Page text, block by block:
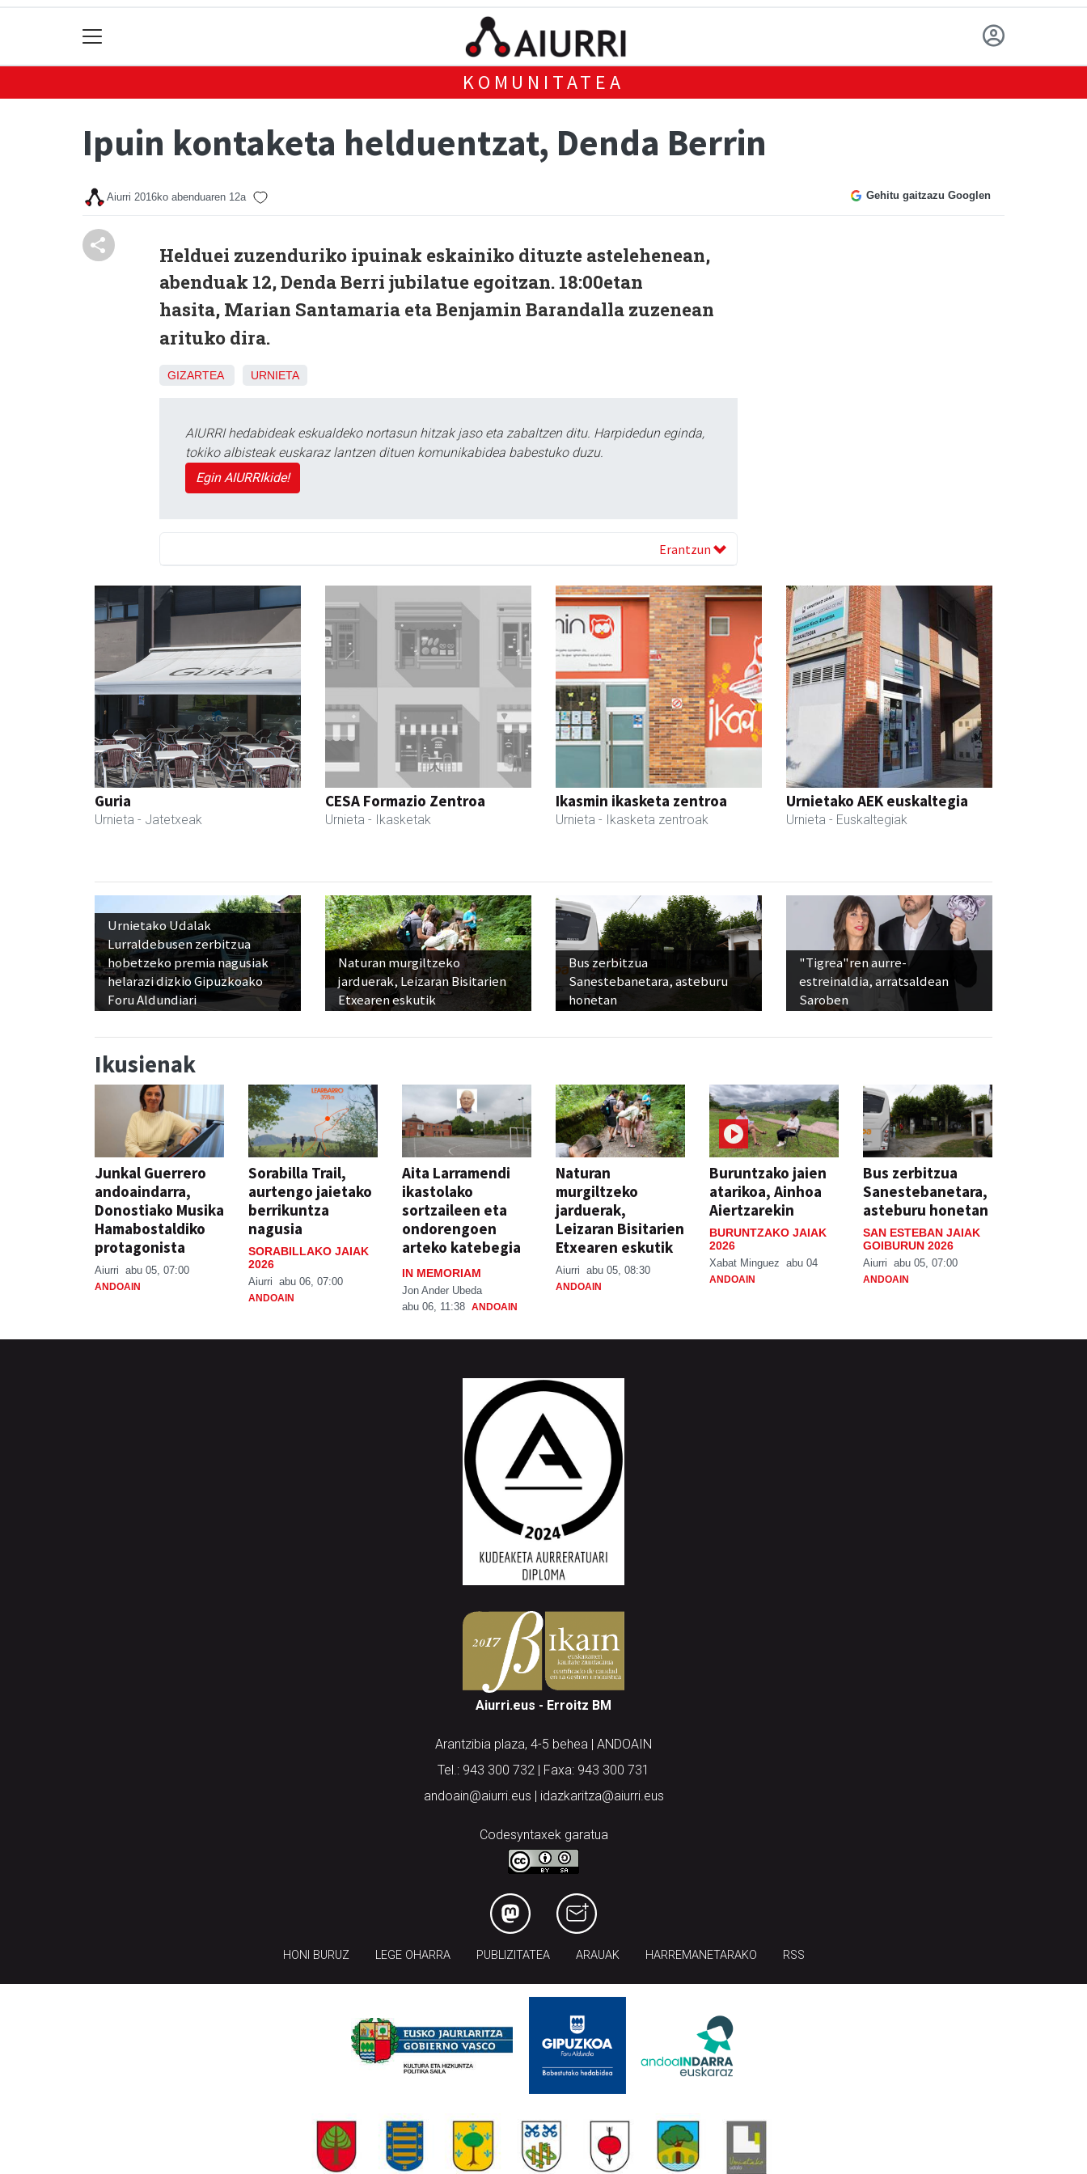
KOMUNITATEA
Ipuin kontaketa helduentzat, Denda Berrin
Aiurri 2016ko abenduaren 12a Gehitu gaitzazu Googlen
Helduei zuzenduriko ipuinak eskainiko dituzte astelehenean,
abenduak 12, Denda Berri jubilatue egoitzan. 18:00etan
hasita, Marian Santamaria eta Benjamin Barandalla zuzenean
arituko dira.
GIZARTEA URNIETA
AIURRI hedabideak eskualdeko nortasun hitzak jaso eta zabaltzen ditu. Harpidedun eginda,
tokiko albisteak euskaraz lantzen dituen komunikabidea babestuko duzu.
Egin AIURRIkide!
Erantzun
Guria
Urnieta - Jatetxeak
CESA Formazio Zentroa
Urnieta - Ikasketak
Ikasmin ikasketa zentroa
Urnieta - Ikasketa zentroak
Urnietako AEK euskaltegia
Urnieta - Euskaltegiak
Urnietako Udalak
Lurraldebusen zerbitzua
hobetzeko premia nagusiak
helarazi dizkio Gipuzkoako
Foru Aldundiari
Naturan murgiltzeko
jarduerak, Leizaran Bisitarien
Etxearen eskutik
Bus zerbitzua
Sanestebanetara, asteburu
honetan
"Tigrea"ren aurre-
estreinaldia, arratsaldean
Saroben
Ikusienak
Junkal Guerrero
andoaindarra,
Donostiako Musika
Hamabostaldiko
protagonista
Aiurri abu 05, 07:00
ANDOAIN
Sorabilla Trail,
aurtengo jaietako
berrikuntza
nagusia
SORABILLAKO JAIAK
2026
Aiurri abu 06, 07:00
ANDOAIN
Aita Larramendi
ikastolako
sortzaileen eta
ondorengoen
arteko katebegia
IN MEMORIAM
Jon Ander Ubeda
abu 06, 11:38 ANDOAIN
Naturan
murgiltzeko
jarduerak,
Leizaran Bisitarien
Etxearen eskutik
Aiurri abu 05, 08:30
ANDOAIN
Buruntzako jaien
atarikoa, Ainhoa
Aiertzarekin
BURUNTZAKO JAIAK
2026
Xabat Minguez abu 04
ANDOAIN
Bus zerbitzua
Sanestebanetara,
asteburu honetan
SAN ESTEBAN JAIAK
GOIBURUN 2026
Aiurri abu 05, 07:00
ANDOAIN
Aiurri.eus - Erroitz BM
Arantzibia plaza, 4-5 behea | ANDOAIN
Tel.: 943 300 732 | Faxa: 943 300 731
andoain@aiurri.eus | idazkaritza@aiurri.eus
Codesyntaxek garatua
HONI BURUZ LEGE OHARRA PUBLIZITATEA ARAUAK HARREMANETARAKO RSS